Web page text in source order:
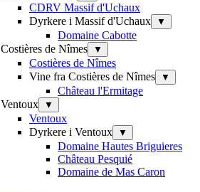
CDRV Massif d'Uchaux
Dyrkere i Massif d'Uchaux
▼
Domaine Cabotte
Costières de Nîmes
▼
Costières de Nîmes
Vine fra Costières de Nîmes
▼
Château l'Ermitage
Ventoux
▼
Ventoux
Dyrkere i Ventoux
▼
Domaine Hautes Briguieres
Château Pesquié
Domaine de Mas Caron